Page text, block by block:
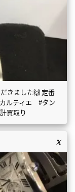
きました🙌 定番
ルティエ #タン
買取り